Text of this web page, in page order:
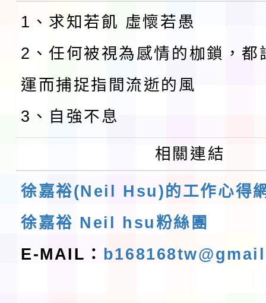
1、求知若飢 虛懷若愚
2、任何被視為感情的枷鎖，都
運而捕捉指間流逝的風
3、自強不息
相關連結
徐嘉裕(Neil Hsu)的工作心得
徐嘉裕 Neil hsu粉絲團
E-MAIL：